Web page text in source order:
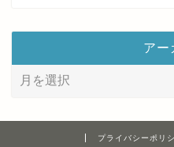
アー
プライバシーポリ